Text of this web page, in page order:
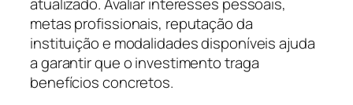
metas profissionais, reputação da
instituição e modalidades disponíveis ajuda
a garantir que o investimento traga
benefícios concretos.